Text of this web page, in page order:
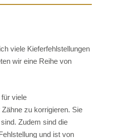
viele Kieferfehlstellungen
wir eine Reihe von
viele
zu korrigieren. Sie
Zudem sind die
und ist von